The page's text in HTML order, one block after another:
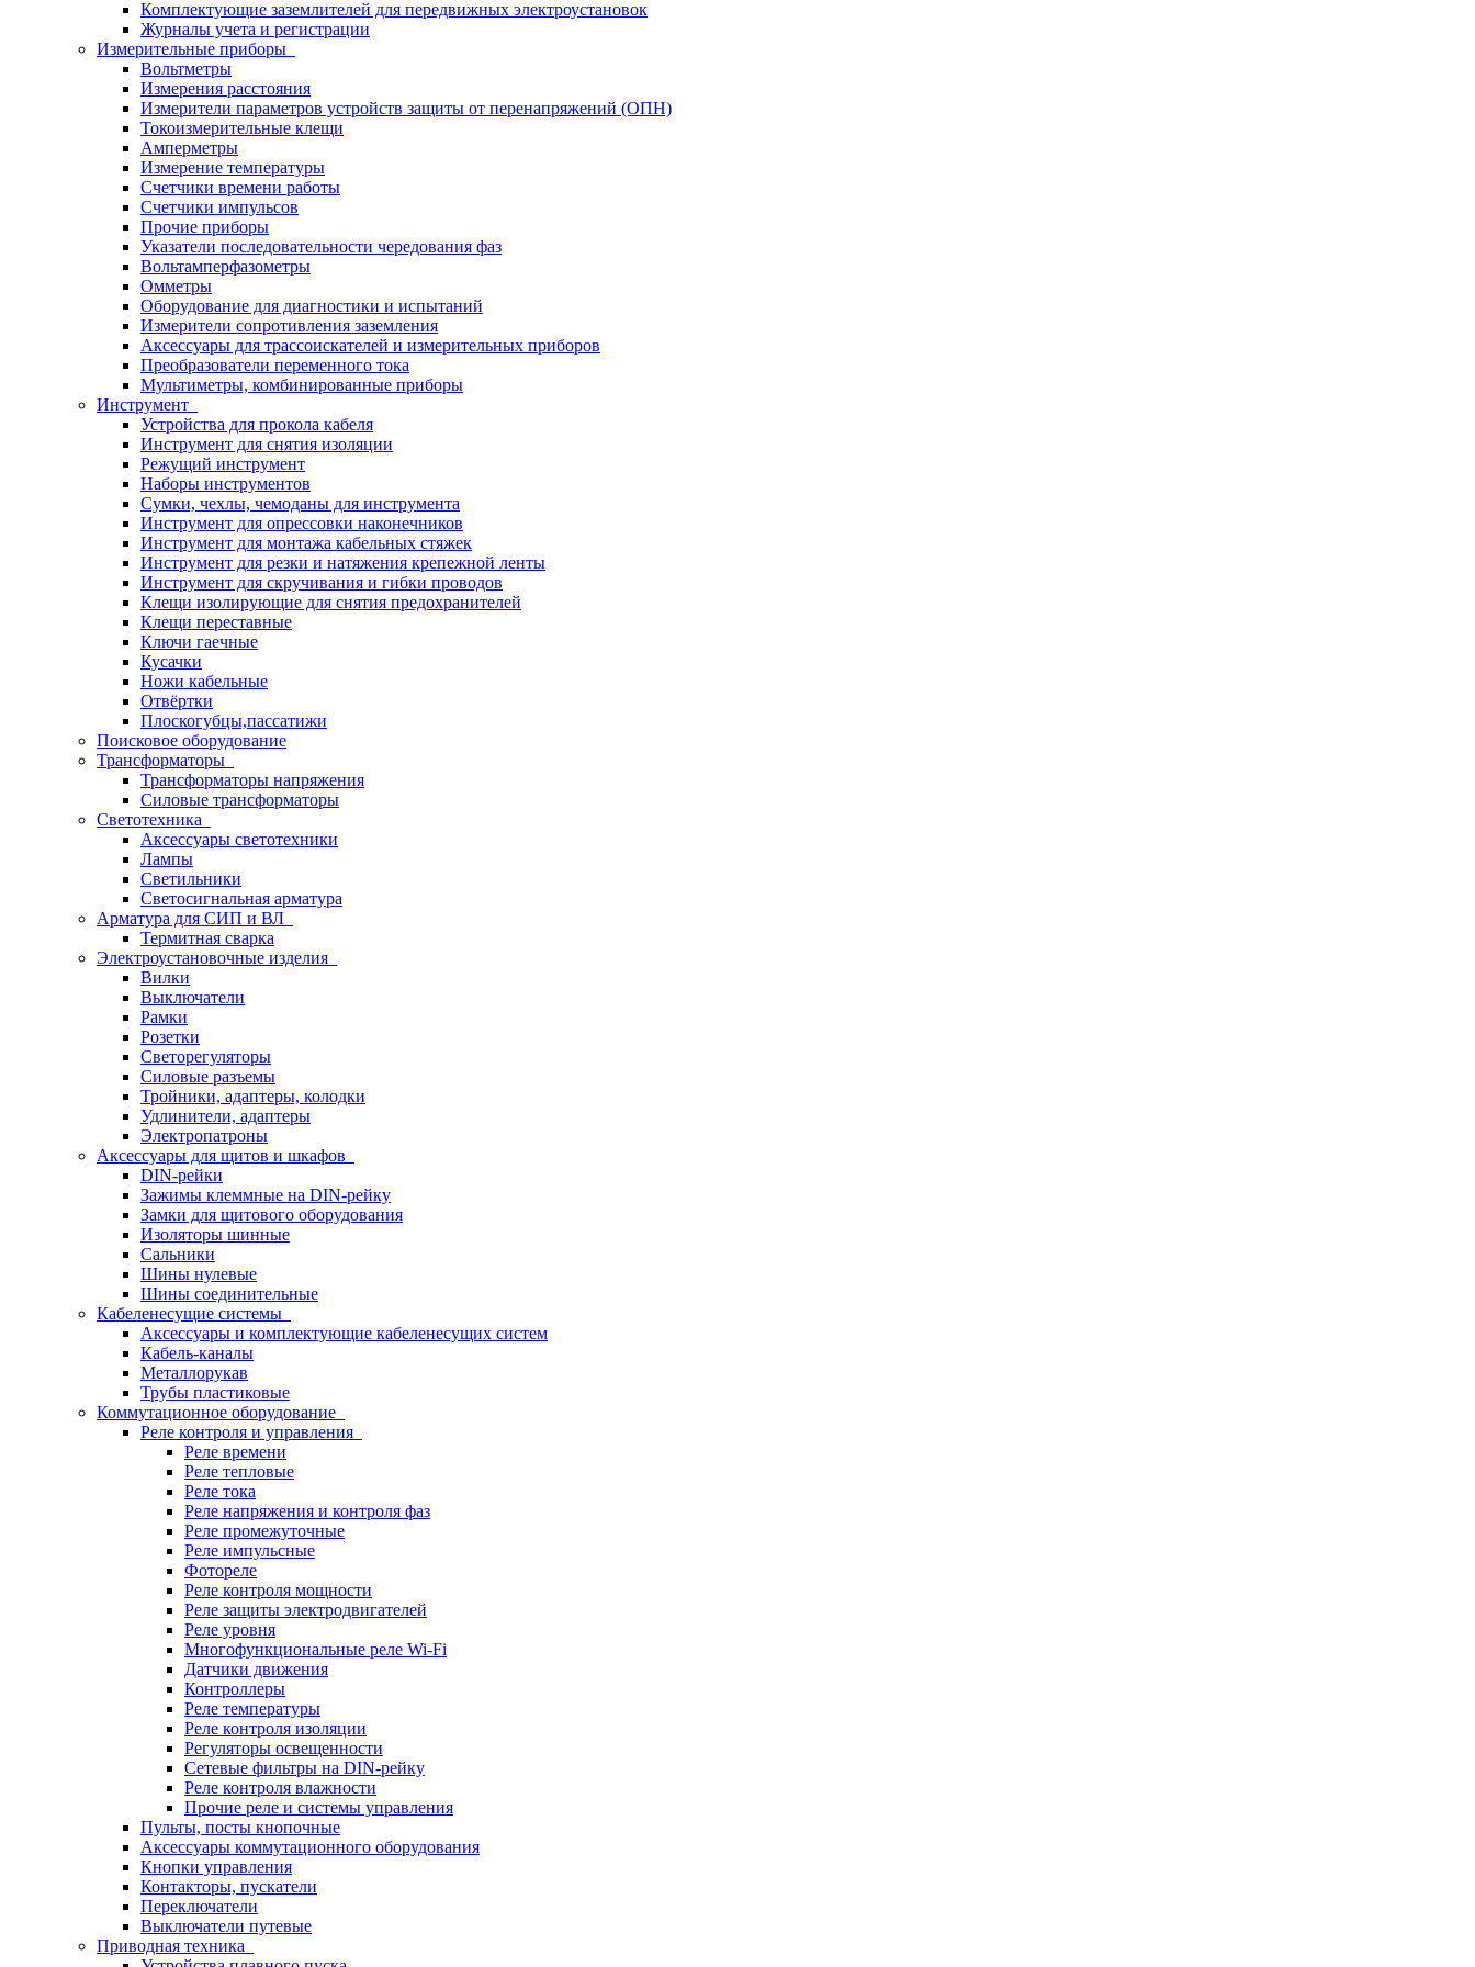
Комплектующие заземлителей для передвижных электроустановок
Журналы учета и регистрации
Измерительные приборы
Вольтметры
Измерения расстояния
Измерители параметров устройств защиты от перенапряжений (ОПН)
Токоизмерительные клещи
Амперметры
Измерение температуры
Счетчики времени работы
Счетчики импульсов
Прочие приборы
Указатели последовательности чередования фаз
Вольтамперфазометры
Омметры
Оборудование для диагностики и испытаний
Измерители сопротивления заземления
Аксессуары для трассоискателей и измерительных приборов
Преобразователи переменного тока
Мультиметры, комбинированные приборы
Инструмент
Устройства для прокола кабеля
Инструмент для снятия изоляции
Режущий инструмент
Наборы инструментов
Сумки, чехлы, чемоданы для инструмента
Инструмент для опрессовки наконечников
Инструмент для монтажа кабельных стяжек
Инструмент для резки и натяжения крепежной ленты
Инструмент для скручивания и гибки проводов
Клещи изолирующие для снятия предохранителей
Клещи переставные
Ключи гаечные
Кусачки
Ножи кабельные
Отвёртки
Плоскогубцы,пассатижи
Поисковое оборудование
Трансформаторы
Трансформаторы напряжения
Силовые трансформаторы
Светотехника
Аксессуары светотехники
Лампы
Светильники
Светосигнальная арматура
Арматура для СИП и ВЛ
Термитная сварка
Электроустановочные изделия
Вилки
Выключатели
Рамки
Розетки
Светорегуляторы
Силовые разъемы
Тройники, адаптеры, колодки
Удлинители, адаптеры
Электропатроны
Аксессуары для щитов и шкафов
DIN-рейки
Зажимы клеммные на DIN-рейку
Замки для щитового оборудования
Изоляторы шинные
Сальники
Шины нулевые
Шины соединительные
Кабеленесущие системы
Аксессуары и комплектующие кабеленесущих систем
Кабель-каналы
Металлорукав
Трубы пластиковые
Коммутационное оборудование
Реле контроля и управления
Реле времени
Реле тепловые
Реле тока
Реле напряжения и контроля фаз
Реле промежуточные
Реле импульсные
Фотореле
Реле контроля мощности
Реле защиты электродвигателей
Реле уровня
Многофункциональные реле Wi-Fi
Датчики движения
Контроллеры
Реле температуры
Реле контроля изоляции
Регуляторы освещенности
Сетевые фильтры на DIN-рейку
Реле контроля влажности
Прочие реле и системы управления
Пульты, посты кнопочные
Аксессуары коммутационного оборудования
Кнопки управления
Контакторы, пускатели
Переключатели
Выключатели путевые
Приводная техника